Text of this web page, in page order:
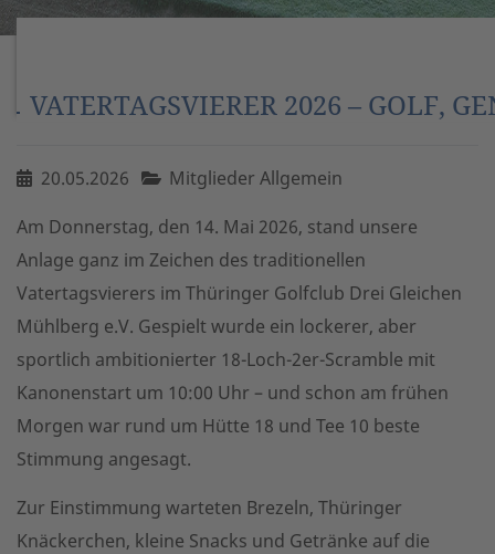
VATERTAGSVIERER 2026 – GOLF,
20.05.2026
Mitglieder Allgemein
Am Donnerstag, den 14. Mai 2026, stand unsere
Anlage ganz im Zeichen des traditionellen
Vatertagsvierers im Thüringer Golfclub Drei Gleichen
Mühlberg e.V. Gespielt wurde ein lockerer, aber
sportlich ambitionierter 18-Loch-2er-Scramble mit
Kanonenstart um 10:00 Uhr – und schon am frühen
Morgen war rund um Hütte 18 und Tee 10 beste
Stimmung angesagt.
Zur Einstimmung warteten Brezeln, Thüringer
Knäckerchen, kleine Snacks und Getränke auf die